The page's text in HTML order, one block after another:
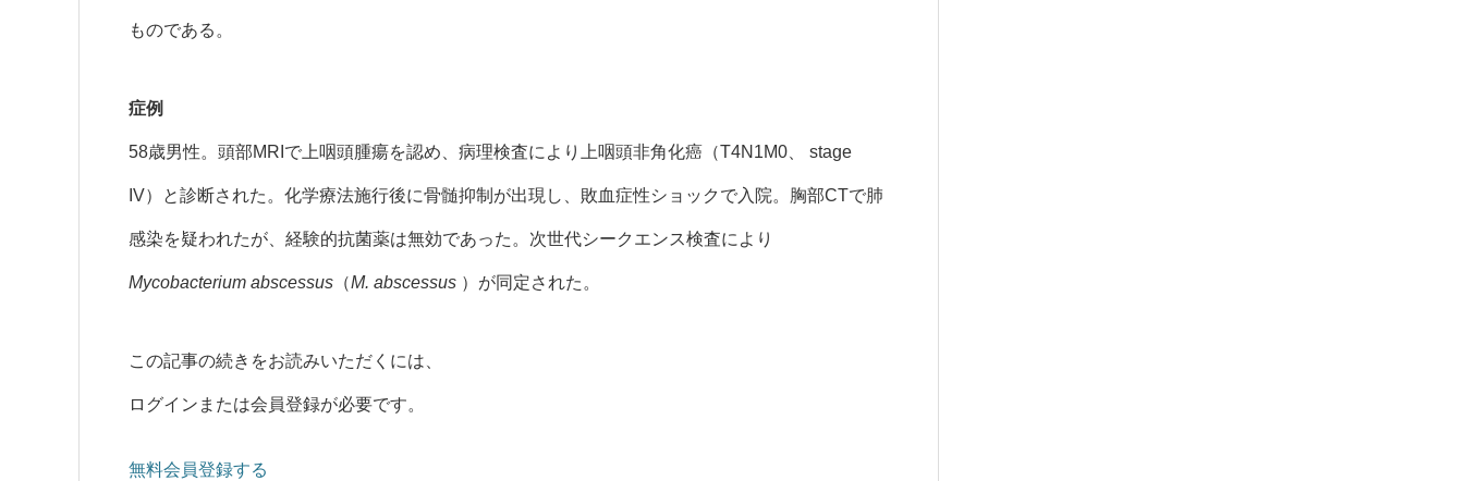
ものである。
症例
58歳男性。頭部MRIで上咽頭腫瘍を認め、病理検査により上咽頭非角化癌（T4N1M0、 stage
IV）と診断された。化学療法施行後に骨髄抑制が出現し、敗血症性ショックで入院。胸部CTで肺
感染を疑われたが、経験的抗菌薬は無効であった。次世代シークエンス検査により
Mycobacterium abscessus （M. abscessus ）が同定された。
この記事の続きをお読みいただくには、
ログインまたは会員登録が必要です。
無料会員登録する